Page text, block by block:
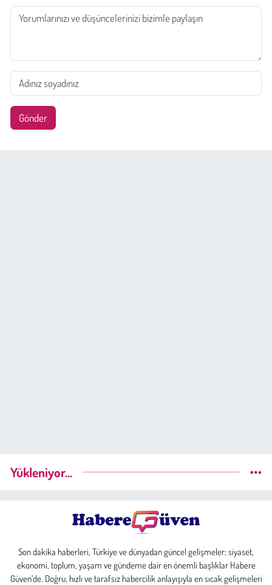
Gönder
Yükleniyor...
Son dakika haberleri, Türkiye ve dünyadan güncel gelişmeler; siyaset,
ekonomi, toplum, yaşam ve gündeme dair en önemli başlıklar Habere
Güven’de. Doğru, hızlı ve tarafsız habercilik anlayışıyla en sıcak gelişmeleri